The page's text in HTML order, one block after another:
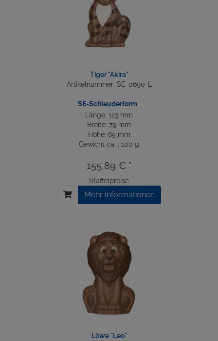
Tiger "Akira"
Artikelnummer: SE-0690-L
SE-Schleuderform
Länge: 123 mm
Breite: 79 mm
Höhe: 65 mm
Gewicht ca. : 100 g
155,89 € *
Staffelpreise
Mehr Informationen
Löwe "Leo"